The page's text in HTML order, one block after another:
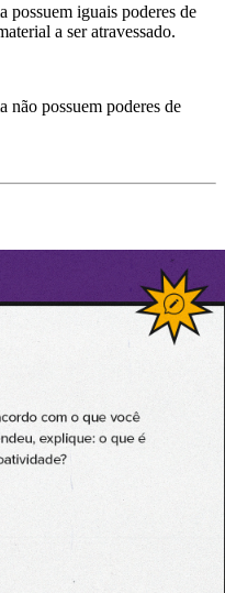
possuem iguais poderes de
a ser atravessado.
não possuem poderes de